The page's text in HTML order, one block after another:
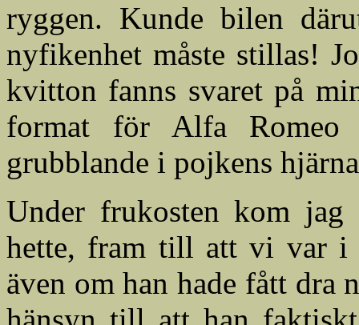
ryggen. Kunde bilen
nyfikenhet måste stillas!
kvitton fanns svaret på
format för Alfa
grubblande i pojkens
Under frukosten kom jag
hette, fram till att vi var i
även om han hade fått dra